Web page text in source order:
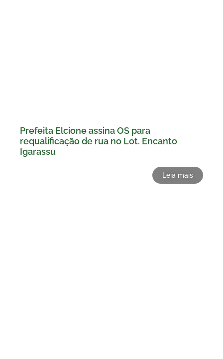
Prefeita Elcione assina OS para
requalificação de rua no Lot. Encanto
Igarassu
Leia mais